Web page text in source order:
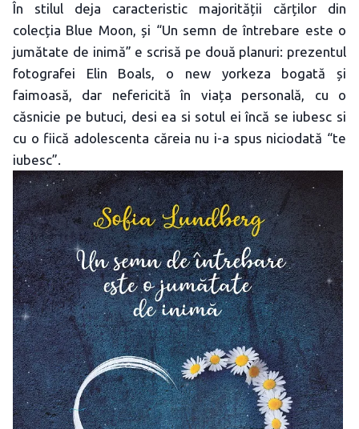
În stilul deja caracteristic majorității cărților din
colecția Blue Moon, și “Un semn de întrebare este o
jumătate de inimă” e scrisă pe două planuri: prezentul
fotografei Elin Boals, o new yorkeza bogată și
faimoasă, dar nefericită în viața personală, cu o
căsnicie pe butuci, desi ea si sotul ei încă se iubesc si
cu o fiică adolescenta căreia nu i-a spus niciodată “te
iubesc”.